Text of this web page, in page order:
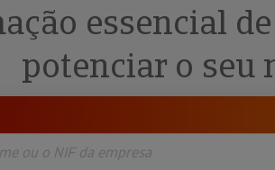
de Créditos
essencial
potenciar o seu